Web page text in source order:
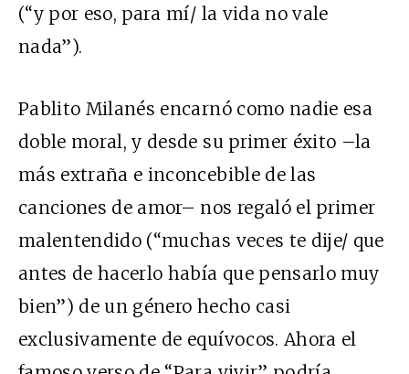
(“y por eso, para mí/ la vida no vale
nada”).
Pablito Milanés encarnó como nadie esa
doble moral, y desde su primer éxito –la
más extraña e inconcebible de las
canciones de amor– nos regaló el primer
malentendido (“muchas veces te dije/ que
antes de hacerlo había que pensarlo muy
bien”) de un género hecho casi
exclusivamente de equívocos. Ahora el